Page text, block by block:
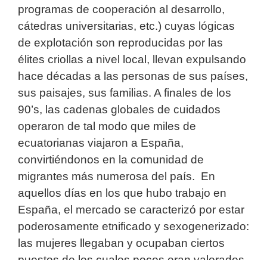
programas de cooperación al desarrollo,
cátedras universitarias, etc.) cuyas lógicas
de explotación son reproducidas por las
élites criollas a nivel local, llevan expulsando
hace décadas a las personas de sus países,
sus paisajes, sus familias. A finales de los
90’s, las cadenas globales de cuidados
operaron de tal modo que miles de
ecuatorianas viajaron a España,
convirtiéndonos en la comunidad de
migrantes más numerosa del país. En
aquellos días en los que hubo trabajo en
España, el mercado se caracterizó por estar
poderosamente etnificado y sexogenerizado:
las mujeres llegaban y ocupaban ciertos